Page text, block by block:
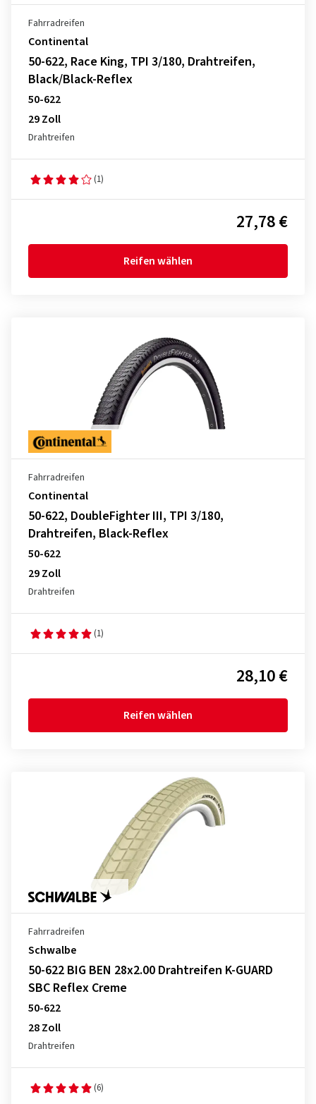
Fahrradreifen
Continental
50-622, Race King, TPI 3/180, Drahtreifen,
Black/Black-Reflex
50-622
29 Zoll
Drahtreifen
(1)
27,78 €
Reifen wählen
Fahrradreifen
Continental
50-622, DoubleFighter III, TPI 3/180,
Drahtreifen, Black-Reflex
50-622
29 Zoll
Drahtreifen
(1)
28,10 €
Reifen wählen
Fahrradreifen
Schwalbe
50-622 BIG BEN 28x2.00 Drahtreifen K-GUARD
SBC Reflex Creme
50-622
28 Zoll
Drahtreifen
(6)